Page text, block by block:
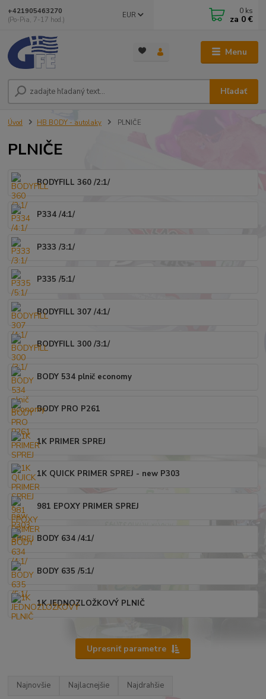
Menu
EUR
Hľadať
+421905463270
(Po-Pia, 7-17 hod.)
0 ks
za 0 €
Úvod HB BODY - autolaky PLNIČE
PLNIČE
BODYFILL 360 /2:1/
P334 /4:1/
P333 /3:1/
P335 /5:1/
BODYFILL 307 /4:1/
BODYFILL 300 /3:1/
BODY 534 plnič economy
BODY PRO P261
1K PRIMER SPREJ
1K QUICK PRIMER SPREJ - new P303
981 EPOXY PRIMER SPREJ
BODY 634 /4:1/
BODY 635 /5:1/
1K JEDNOZLOŽKOVÝ PLNIČ
Upresniť parametre
Najnovšie Najlacnejšie Najdrahšie